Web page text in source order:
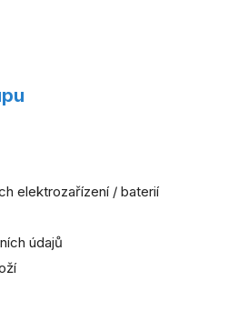
elektrozařízení / baterií
údajů